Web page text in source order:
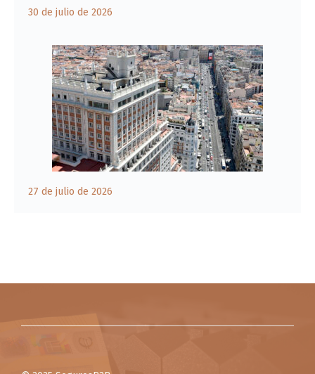
30 de julio de 2026
27 de julio de 2026